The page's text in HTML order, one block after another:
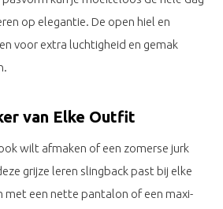
op elegantie. De open hiel en
voor extra luchtigheid en gemak
van Elke Outfit
wilt afmaken of een zomerse jurk
grijze leren slingback past bij elke
met een nette pantalon of een maxi-